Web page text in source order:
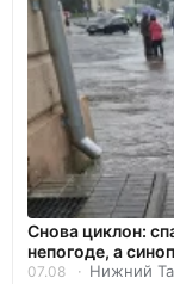
Снова циклон:
непогоде, а
07.08 Нижний